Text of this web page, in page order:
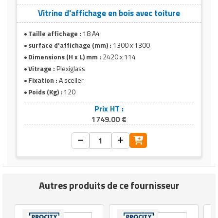
Vitrine d'affichage en bois avec toiture
Taille affichage : 18 A4
surface d'affichage (mm) : 1300 x 1300
Dimensions (H x L) mm : 2420 x 114
Vitrage :Plexiglass
Fixation :A sceller
Poids (Kg) : 120
Prix HT :
1749.00 €
Autres produits de ce fournisseur